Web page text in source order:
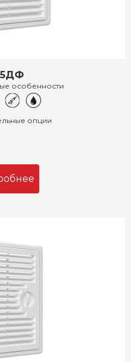
особенности
опции